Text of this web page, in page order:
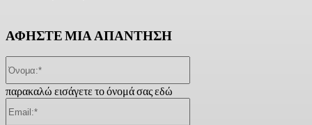
ΑΦΗΣΤΕ ΜΙΑ ΑΠΑΝΤΗΣΗ
παρακαλώ εισάγετε το όνομά σας εδώ